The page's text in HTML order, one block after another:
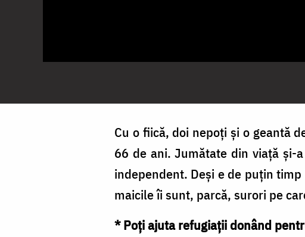
Cu o fiică, doi nepoți și o geantă
66 de ani. Jumătate din viață și-
independent. Deși e de puțin
maicile îi sunt, parcă, surori pe
* Poți ajuta refugiații donând